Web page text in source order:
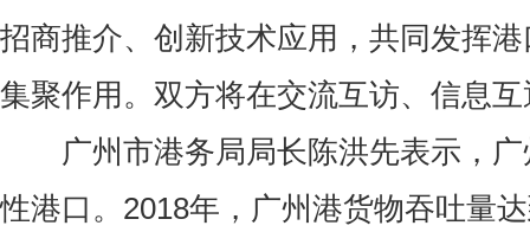
招商推介、创新技术应用，共同发挥
集聚作用。双方将在交流互访、信息
广州市港务局局长陈洪先表示，广
性港口。2018年，广州港货物吞吐量